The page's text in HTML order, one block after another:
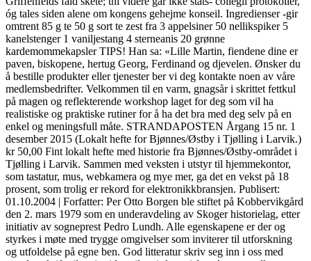
óg tales siden alene om kongens gehejme konseil. Ingredienser -gir
omtrent 85 g te 50 g sort te zest fra 3 appelsiner 50 nellikspiker 5
kanelstenger 1 vaniljestang 4 sterneanis 20 grønne
kardemommekapsler TIPS! Han sa: «Lille Martin, fiendene dine er
paven, biskopene, hertug Georg, Ferdinand og djevelen. Ønsker du
å bestille produkter eller tjenester ber vi deg kontakte noen av våre
medlemsbedrifter. Velkommen til en varm, gnagsår i skrittet fettkul
på magen og reflekterende workshop laget for deg som vil ha
realistiske og praktiske rutiner for å ha det bra med deg selv på en
enkel og meningsfull måte. STRANDAPOSTEN Årgang 15 nr. 1
desember 2015 (Lokalt hefte for Bjønnes/Østby i Tjølling i Larvik.)
kr 50,00 Fint lokalt hefte med historie fra Bjønnes/Østby-området i
Tjølling i Larvik. Sammen med veksten i utstyr til hjemmekontor,
som tastatur, mus, webkamera og mye mer, ga det en vekst på 18
prosent, som trolig er rekord for elektronikkbransjen. Publisert:
01.10.2004 | Forfatter: Per Otto Borgen ble stiftet på Kobbervikgård
den 2. mars 1979 som en underavdeling av Skoger historielag, etter
initiativ av sogneprest Pedro Lundh. Alle egenskapene er der og
styrkes i møte med trygge omgivelser som inviterer til utforskning
og utfoldelse på egne ben. God litteratur skriv seg inn i oss med